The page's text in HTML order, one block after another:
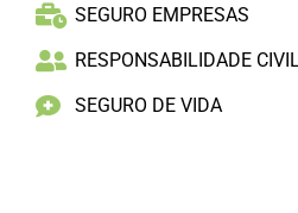
SEGURO EMPRESAS
RESPONSABILIDADE
SEGURO DE VIDA